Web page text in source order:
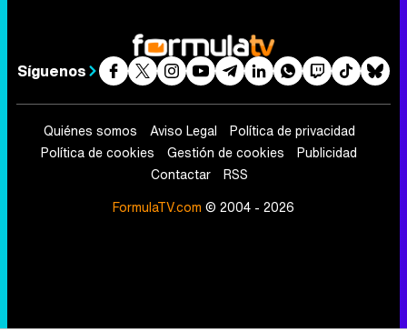
Síguenos
Quiénes somos Aviso Legal
Política de privacidad
Política de cookies
Gestión de cookies
Publicidad
Contactar
RSS
FormulaTV.com © 2004 - 2026